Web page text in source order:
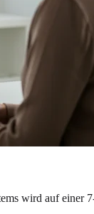
wird auf einer